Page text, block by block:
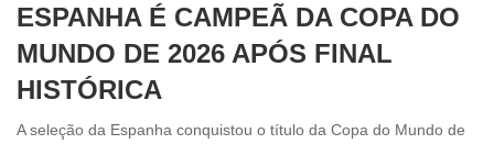
ESPANHA É CAMPEÃ DA COPA DO
MUNDO DE 2026 APÓS FINAL
HISTÓRICA
A seleção da Espanha conquistou o título da Copa do Mundo de